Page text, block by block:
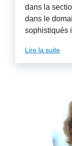
dans la
dans le
sophistiqués
Lire la suite